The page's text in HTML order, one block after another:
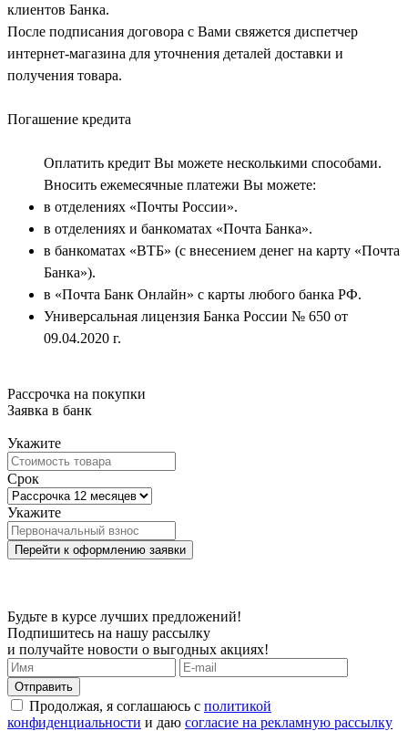
клиентов Банка.
После подписания договора с Вами свяжется диспетчер
интернет-магазина для уточнения деталей доставки и
получения товара.
Погашение кредита
Оплатить кредит Вы можете несколькими способами.
Вносить ежемесячные платежи Вы можете:
в отделениях «Почты России».
в отделениях и банкоматах «Почта Банка».
в банкоматах «ВТБ» (с внесением денег на карту «Почта
Банка»).
в «Почта Банк Онлайн» с карты любого банка РФ.
Универсальная лицензия Банка России № 650 от
09.04.2020 г.
Рассрочка на покупки
Заявка в банк
Укажите
Срок
Укажите
Перейти к оформлению заявки
Будьте в курсе лучших предложений!
Подпишитесь на нашу рассылку
и получайте новости о выгодных акциях!
Продолжая, я соглашаюсь с политикой
конфиденциальности и даю согласие на рекламную рассылку